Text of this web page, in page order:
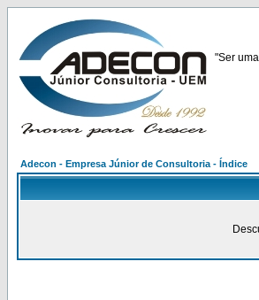
"Ser
Adecon - Empresa Júnior de Consultoria - Índice